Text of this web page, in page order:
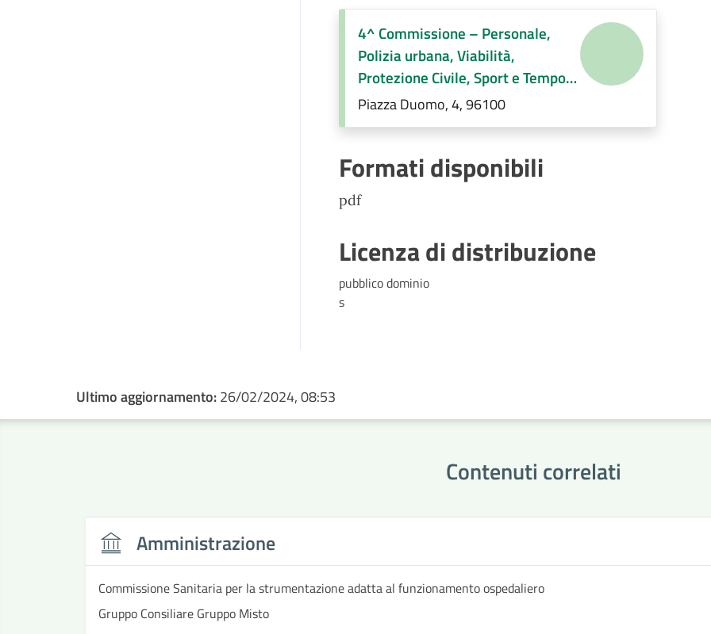
4^ Commissione – Personale,
Polizia urbana, Viabilità,
Protezione Civile, Sport e Tempo
libero, Servizi Demografici,
Società partecipate,
competenza
Piazza Duomo, 4, 96100
Formati disponibili
pdf
Licenza di distribuzione
pubblico dominio
s
Ultimo aggiornamento:26/02/2024, 08:53
Contenuti correlati
Amministrazione
Commissione Sanitaria per la strumentazione adatta al funzionamento ospedaliero
Gruppo Consiliare Gruppo Misto